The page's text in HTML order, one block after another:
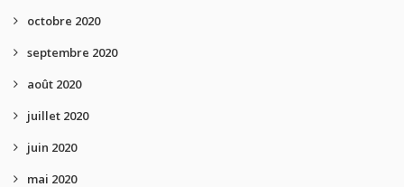
octobre 2020
septembre 2020
août 2020
juillet 2020
juin 2020
mai 2020